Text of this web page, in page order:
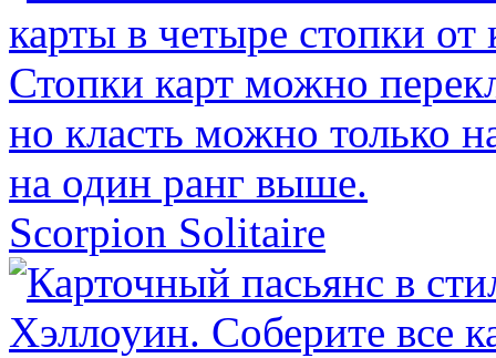
Scorpion Solitaire